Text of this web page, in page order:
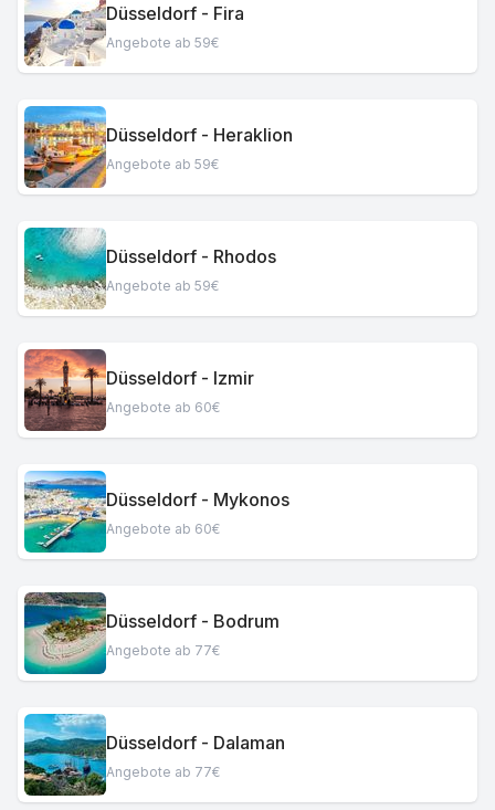
Düsseldorf - Fira
Angebote ab 59€
Düsseldorf - Heraklion
Angebote ab 59€
Düsseldorf - Rhodos
Angebote ab 59€
Düsseldorf - Izmir
Angebote ab 60€
Düsseldorf - Mykonos
Angebote ab 60€
Düsseldorf - Bodrum
Angebote ab 77€
Düsseldorf - Dalaman
Angebote ab 77€